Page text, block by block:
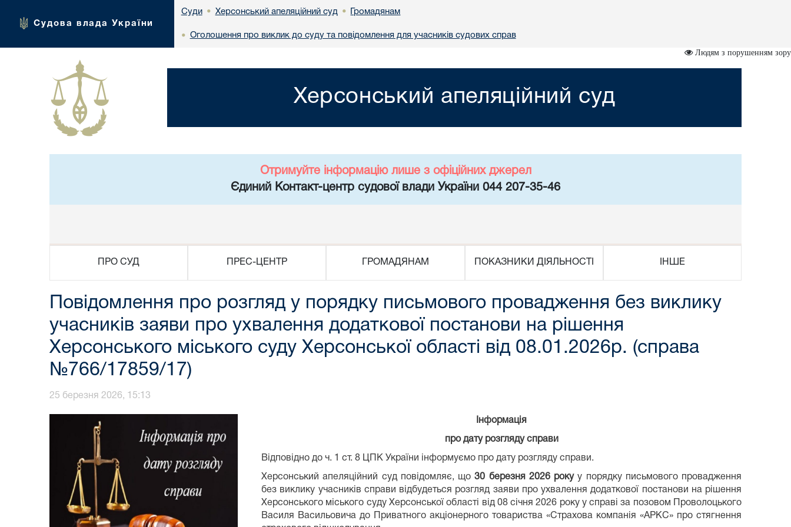
Судова влада України
Суди • Херсонський апеляційний суд • Громадянам
• Оголошення про виклик до суду та повідомлення для учасників судових справ
Людям з порушенням зору
Херсонський апеляційний суд
Отримуйте інформацію лише з офіційних джерел
Єдиний Контакт-центр судової влади України 044 207-35-46
ПРО СУД ПРЕС-ЦЕНТР ГРОМАДЯНАМ ПОКАЗНИКИ ДІЯЛЬНОСТІ ІНШЕ
Повідомлення про розгляд у порядку письмового провадження без виклику
учасників заяви про ухвалення додаткової постанови на рішення
Херсонського міського суду Херсонської області від 08.01.2026р. (справа
№766/17859/17)
25 березня 2026, 15:13
Інформація
про дату розгляду справи
Відповідно до ч. 1 ст. 8 ЦПК України інформуємо про дату розгляду справи.
Херсонський апеляційний суд повідомляє, що30 березня 2026 рокуу порядку письмового провадження
без виклику учасників справи відбудеться розгляд заяви про ухвалення додаткової постанови на рішення
Херсонського міського суду Херсонської області від 08 січня 2026 року у справі за позовом Проволоцького
Василя Васильовича до Приватного акціонерного товариства «Страхова компанія «АРКС» про стягнення